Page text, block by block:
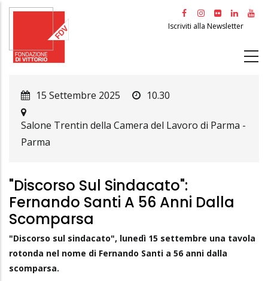
Salta
principale
Iscriviti alla Newsletter
15 Settembre 2025 10.30
Salone Trentin della Camera del Lavoro di Parma -
Parma
"Discorso Sul Sindacato":
Fernando Santi A 56 Anni Dalla
Scomparsa
"Discorso sul sindacato", lunedì 15 settembre una tavola
rotonda nel nome di Fernando Santi a 56 anni dalla
scomparsa.